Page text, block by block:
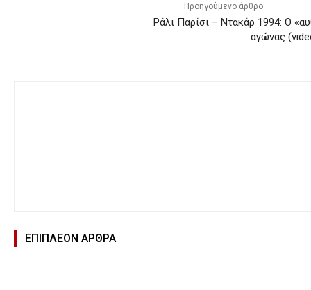
Προηγούμενο άρθρο
Ράλι Παρίσι – Ντακάρ 1994: Ο
αγώνας
ΕΠΙΠΛΕΟΝ ΑΡΘΡΑ